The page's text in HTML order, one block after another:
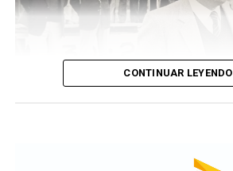
CONTINUAR LEYENDO